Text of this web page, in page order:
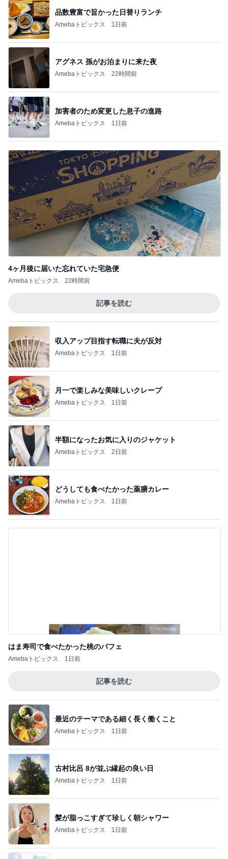
品数豊富で旨かった日替りランチ
Amebaトピックス 1日前
アグネス 孫がお泊まりに来た夜
Amebaトピックス 22時間前
加害者のため変更した息子の進路
Amebaトピックス 1日前
4ヶ月後に届いた忘れていた宅急便
Amebaトピックス 22時間前
記事を読む
収入アップ目指す転職に夫が反対
Amebaトピックス 1日前
月一で楽しみな美味しいクレープ
Amebaトピックス 1日前
半額になったお気に入りのジャケット
Amebaトピックス 2日前
どうしても食べたかった薬膳カレー
Amebaトピックス 1日前
はま寿司で食べたかった桃のパフェ
Amebaトピックス 1日前
記事を読む
最近のテーマである細く長く働くこと
Amebaトピックス 1日前
古村比呂 8が並ぶ縁起の良い日
Amebaトピックス 1日前
髪が脂っこすぎて珍しく朝シャワー
Amebaトピックス 1日前